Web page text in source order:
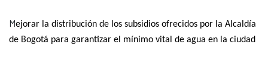
Mejorar la distribución de los subsidios ofrecidos por la Alcaldía
de Bogotá para garantizar el mínimo vital de agua en la ciudad